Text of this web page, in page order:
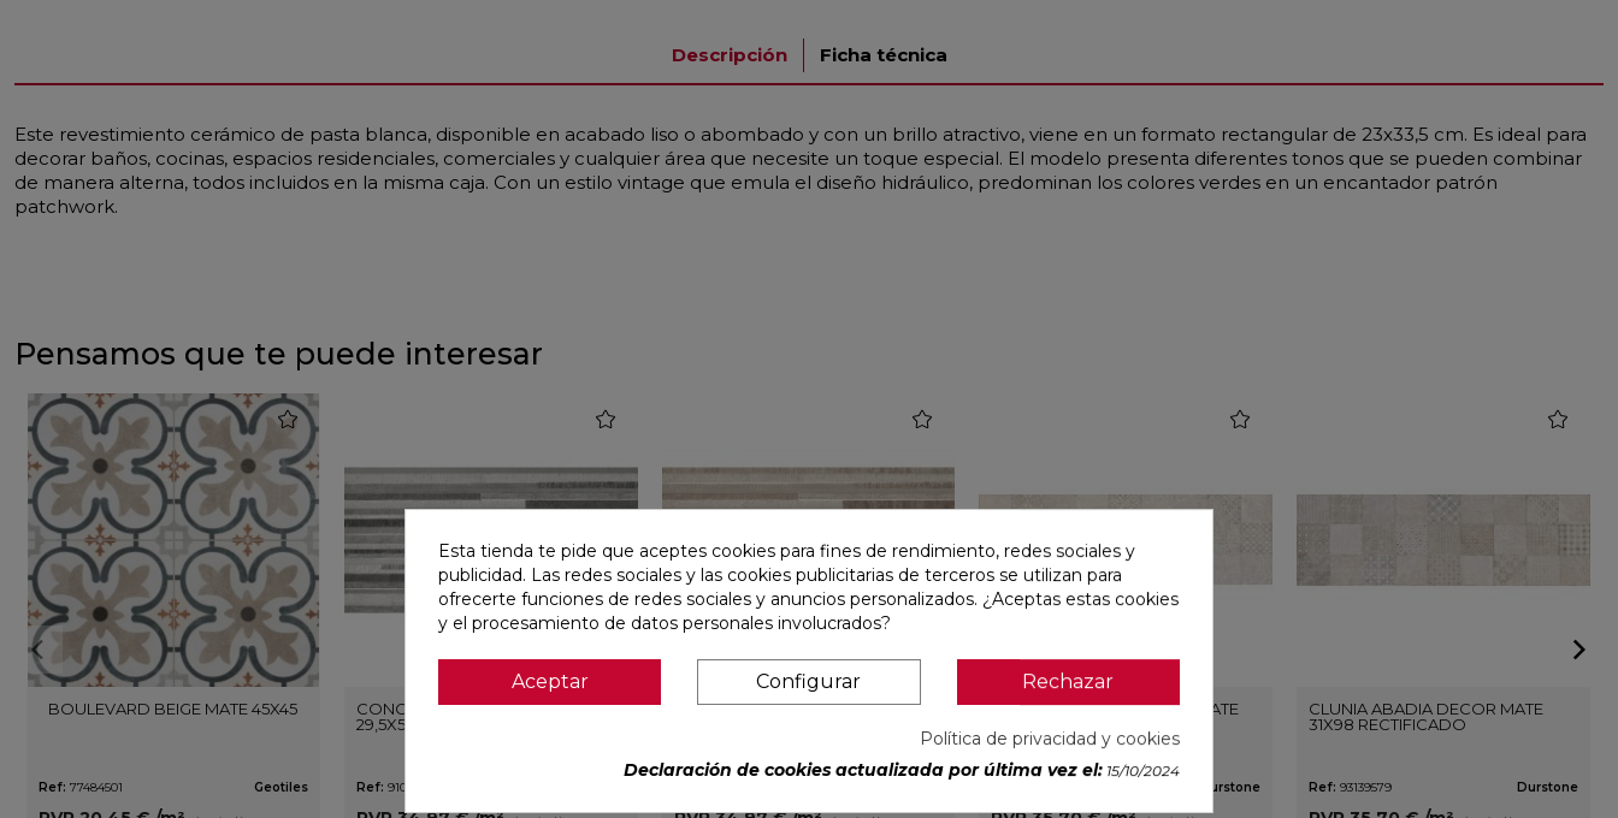
Descripción Ficha técnica
Este revestimiento cerámico de pasta blanca, disponible en acabado liso o abombado y con un brillo atractivo, viene en un formato rectangular de 23x33,5 cm. Es ideal para
decorar baños, cocinas, espacios residenciales, comerciales y cualquier área que necesite un toque especial. El modelo presenta diferentes tonos que se pueden combinar
de manera alterna, todos incluidos en la misma caja. Con un estilo vintage que emula el diseño hidráulico, predominan los colores verdes en un encantador patrón
patchwork.
Pensamos que te puede interesar
BOULEVARD BEIGE MATE 45X45
Ref: 77484501 Geotiles
favorite
CONCEPT MOON STRIP F MATE
29,5X59,5 RECTIFICADO
Ref: 91086942
favorite
CONCEPT CREAM STRIP C MATE
CLUNIA ABADIA NATURAL MATE
Durstone
CLUNIA ABADIA DECOR MATE
31X98 RECTIFICADO
Ref: 93139579 Durstone
favorite
Esta tienda te pide que aceptes cookies para fines de rendimiento, redes sociales y
publicidad. Las redes sociales y las cookies publicitarias de terceros se utilizan para
ofrecerte funciones de redes sociales y anuncios personalizados. ¿Aceptas estas cookies
y el procesamiento de datos personales involucrados?
Aceptar Configurar Rechazar
Política de privacidad y cookies
Declaración de cookies actualizada por última vez el: 15/10/2024